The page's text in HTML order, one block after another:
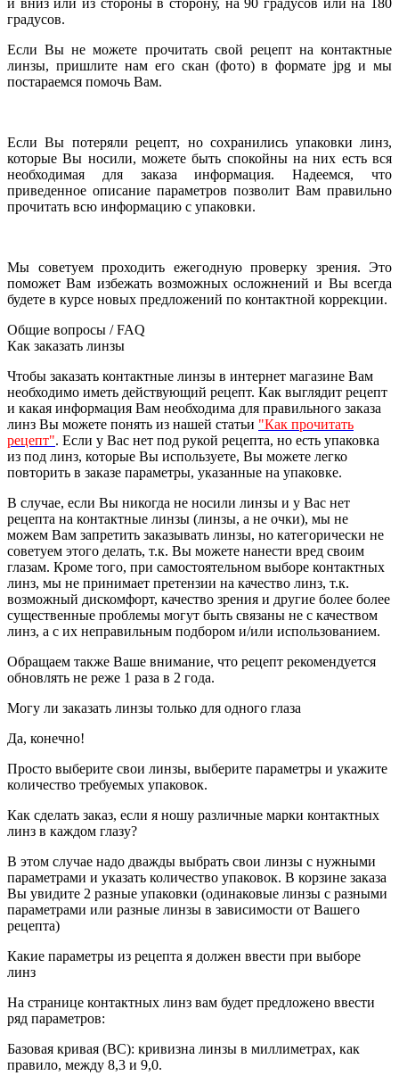
и вниз или из стороны в сторону, на 90 градусов или на 180
градусов.
Если Вы не можете прочитать свой рецепт на контактные
линзы, пришлите нам его скан (фото) в формате jpg и мы
постараемся помочь Вам.
Если Вы потеряли рецепт, но сохранились упаковки линз,
которые Вы носили, можете быть спокойны на них есть вся
необходимая для заказа информация. Надеемся, что
приведенное описание параметров позволит Вам правильно
прочитать всю информацию с упаковки.
Мы советуем проходить ежегодную проверку зрения. Это
поможет Вам избежать возможных осложнений и Вы всегда
будете в курсе новых предложений по контактной коррекции.
Общие вопросы / FAQ
Как заказать линзы
Чтобы заказать контактные линзы в интернет магазине Вам
необходимо иметь действующий рецепт. Как выглядит рецепт
и какая информация Вам необходима для правильного заказа
линз Вы можете понять из нашей статьи "Как прочитать
рецепт". Если у Вас нет под рукой рецепта, но есть упаковка
из под линз, которые Вы используете, Вы можете легко
повторить в заказе параметры, указанные на упаковке.
В случае, если Вы никогда не носили линзы и у Вас нет
рецепта на контактные линзы (линзы, а не очки), мы не
можем Вам запретить заказывать линзы, но категорически не
советуем этого делать, т.к. Вы можете нанести вред своим
глазам. Кроме того, при самостоятельном выборе контактных
линз, мы не принимает претензии на качество линз, т.к.
возможный дискомфорт, качество зрения и другие более более
существенные проблемы могут быть связаны не с качеством
линз, а с их неправильным подбором и/или использованием.
Обращаем также Ваше внимание, что рецепт рекомендуется
обновлять не реже 1 раза в 2 года.
Могу ли заказать линзы только для одного глаза
Да, конечно!
Просто выберите свои линзы, выберите параметры и укажите
количество требуемых упаковок.
Как сделать заказ, если я ношу различные марки контактных
линз в каждом глазу?
В этом случае надо дважды выбрать свои линзы с нужными
параметрами и указать количество упаковок. В корзине заказа
Вы увидите 2 разные упаковки (одинаковые линзы с разными
параметрами или разные линзы в зависимости от Вашего
рецепта)
Какие параметры из рецепта я должен ввести при выборе
линз
На странице контактных линз вам будет предложено ввести
ряд параметров:
Базовая кривая (BC): кривизна линзы в миллиметрах, как
правило, между 8,3 и 9,0.